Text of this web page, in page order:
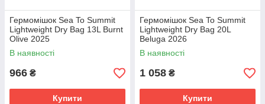
Гермомішок Sea To Summit
Lightweight Dry Bag 13L Burnt
Olive 2025
В наявності
966 ₴
Купити
Гермомішок Sea To Summit
Lightweight Dry Bag 20L
Beluga 2026
В наявності
1 058 ₴
Купити